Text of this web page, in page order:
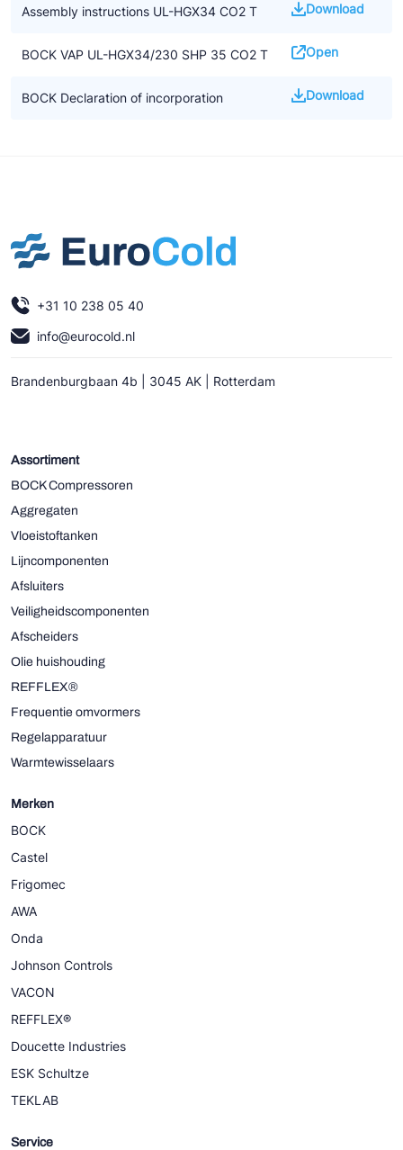
• We benadrukken dat alle beschikbare informatie gebaseerd is
op de op dat moment geldende kennisniveau. Het kan zijn dat
dit op termijn gewijzigd wordt door nieuwe ontwikkelingen
Underwriters Laboratories gecertificeerd. Underwriters
Amerikaanse markt.
Assembly instructions UL-HGX34 CO2 T Download
BOCK VAP UL-HGX34/230 SHP 35 CO2 T Open
BOCK Declaration of incorporation Download
+31 10 238 05 40
info@eurocold.nl
Brandenburgbaan 4b | 3045 AK | Rotterdam
Assortiment
BOCK Compressoren
Aggregaten
Vloeistoftanken
Lijncomponenten
Afsluiters
Veiligheidscomponenten
Afscheiders
Olie huishouding
REFFLEX®
Frequentie omvormers
Regelapparatuur
Warmtewisselaars
Merken
BOCK
Castel
Frigomec
AWA
Onda
Johnson Controls
VACON
REFFLEX®
Doucette Industries
ESK Schultze
TEKLAB
Service